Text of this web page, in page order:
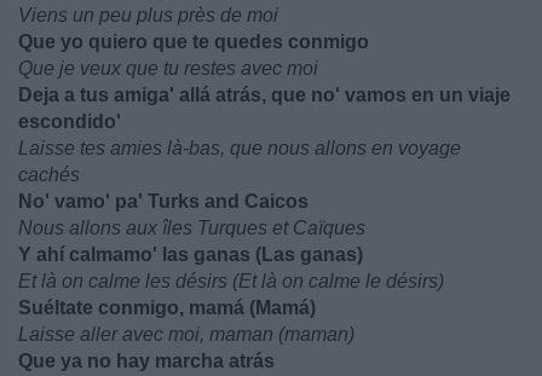
Viens un peu plus près de moi
Que yo quiero que te quedes conmigo
Que je veux que tu restes avec moi
Deja a tus amiga' allá atrás, que no' vamos en un viaje
escondido'
Laisse tes amies là-bas, que nous allons en voyage
cachés
No' vamo' pa' Turks and Caicos
Nous allons aux îles Turques et Caïques
Y ahí calmamo' las ganas (Las ganas)
Et là on calme les désirs (Et là on calme le désirs)
Suéltate conmigo, mamá (Mamá)
Laisse aller avec moi, maman (maman)
Que ya no hay marcha atrás